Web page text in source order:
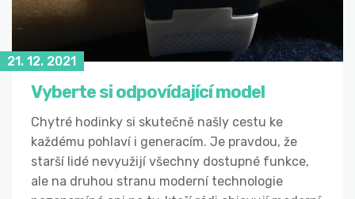
21. 12. 2021
Vyberte si odpovídající model
Chytré hodinky si skutečně našly cestu ke
každému pohlaví i generacím. Je pravdou, že
starší lidé nevyužijí všechny dostupné funkce,
ale na druhou stranu moderní technologie